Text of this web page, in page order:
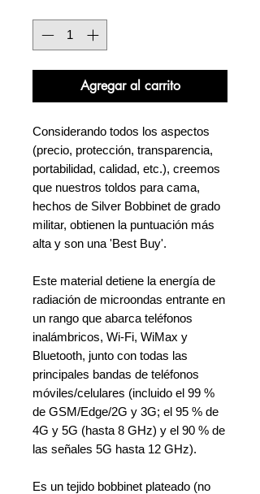
Agregar al carrito
Considerando todos los aspectos
(precio, protección, transparencia,
portabilidad, calidad, etc.), creemos
que nuestros toldos para cama,
hechos de Silver Bobbinet de grado
militar, obtienen la puntuación más
alta y son una 'Best Buy'.
Este material detiene la energía de
radiación de microondas entrante en
un rango que abarca teléfonos
inalámbricos, Wi-Fi, WiMax y
Bluetooth, junto con todas las
principales bandas de teléfonos
móviles/celulares (incluido el 99 %
de GSM/Edge/2G y 3G; el 95 % de
4G y 5G (hasta 8 GHz) y el 90 % de
las señales 5G hasta 12 GHz).
Es un tejido bobbinet plateado (no